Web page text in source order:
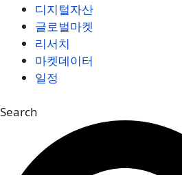
디지털자산
글로벌마켓
리서치
마켓데이터
일정
Search